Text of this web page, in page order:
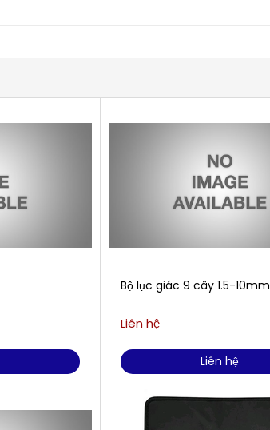
Bộ lục giác 9 cây 1.5-10mm
Liên hệ
Liên hệ